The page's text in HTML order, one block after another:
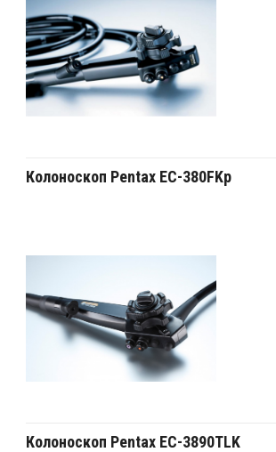
Колоноскоп Pentax EC-380FKp
Колоноскоп Pentax EC-3890TLK